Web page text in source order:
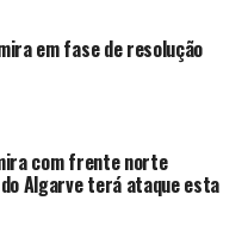
em fase de resolução
com frente norte
Algarve terá ataque esta